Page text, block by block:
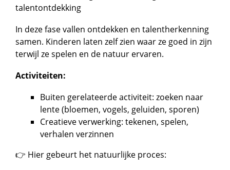
talentontdekking
In deze fase vallen ontdekken en talentherkenning
samen. Kinderen laten zelf zien waar ze goed in zijn
terwijl ze spelen en de natuur ervaren.
Activiteiten:
Buiten gerelateerde activiteit: zoeken naar
lente (bloemen, vogels, geluiden, sporen)
Creatieve verwerking: tekenen, spelen,
verhalen verzinnen
👉 Hier gebeurt het natuurlijke proces: